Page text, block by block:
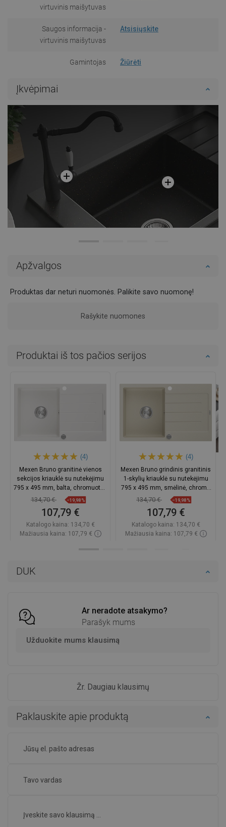
virtuvinis maišytuvas
Saugos informacija -
virtuvinis maišytuvas
Atsisiųskite
Gamintojas Žiūrėti
Įkvėpimai
DUK
Ar neradote atsakymo?
Parašyk mums
Užduokite mums klausimą
Žr. Daugiau klausimų
Apžvalgos
Produktas dar neturi nuomonės. Palikite savo nuomonę!
Rašykite nuomones
Paklauskite apie produktą
Produktai iš tos pačios serijos
(4)
Mexen Bruno granitinė vienos
sekcijos kriauklė su nutekėjimu
795 x 495 mm, balta, chromuotas
sifonas - 6513791010-20
134,70 € −19,98%
107,79 €
Katalogo kaina: 134,70 €
Mažiausia kaina: 107,79 €
(4)
Mexen Bruno grindinis granitinis
1-skylių kriauklė su nutekėjimu
795 x 495 mm, smėlinė, chromo
sifonas - 6513791010-69
134,70 € −19,98%
107,79 €
Katalogo kaina: 134,70 €
Mažiausia kaina: 107,79 €